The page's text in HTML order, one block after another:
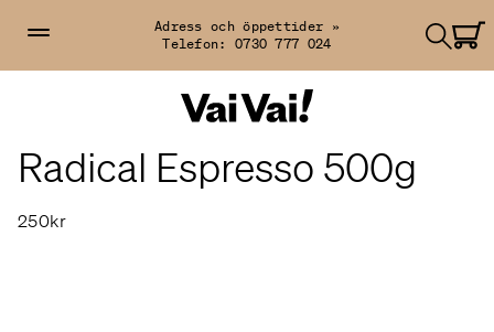
Adress och öppettider »
Telefon: 0730 777 024
Radical Espresso 500g
250kr